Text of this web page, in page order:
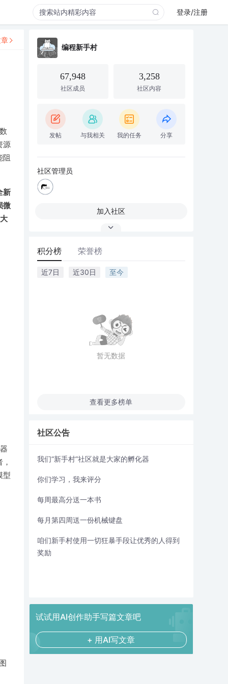
登录/注册
源
阻
新
微
型
编程新手村
67,948
社区成员
3,258
社区内容
发帖 与我相关 我的任务 分享
社区管理员
加入社区
积分榜 荣誉榜
近7日 近30日 至今
暂无数据
查看更多榜单
社区公告
我们“新手村”社区就是大家的孵化器
你们学习，我来评分
每周最高分送一本书
每月第四周送一份机械键盘
咱们新手村使用一切狂暴手段让优秀的人得到
奖励
试试用AI创作助手写篇文章吧
+ 用AI写文章